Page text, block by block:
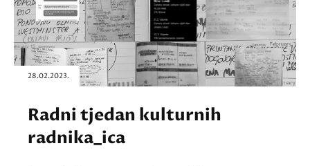
28.02.2023.
Radni tjedan kulturnih
radnika_ica